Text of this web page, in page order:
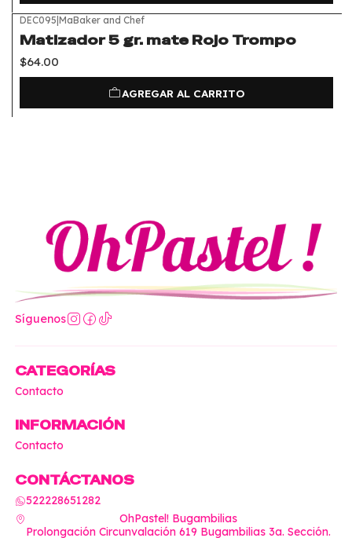
DEC095 MaBaker and Chef
Matizador 5 gr. mate Rojo Trompo
$64.00
AGREGAR AL CARRITO
Síguenos
CATEGORÍAS
Contacto
INFORMACIÓN
Contacto
CONTÁCTANOS
522228651282
OhPastel! Bugambilias
Prolongación Circunvalación 619 Bugambilias 3a. Sección.